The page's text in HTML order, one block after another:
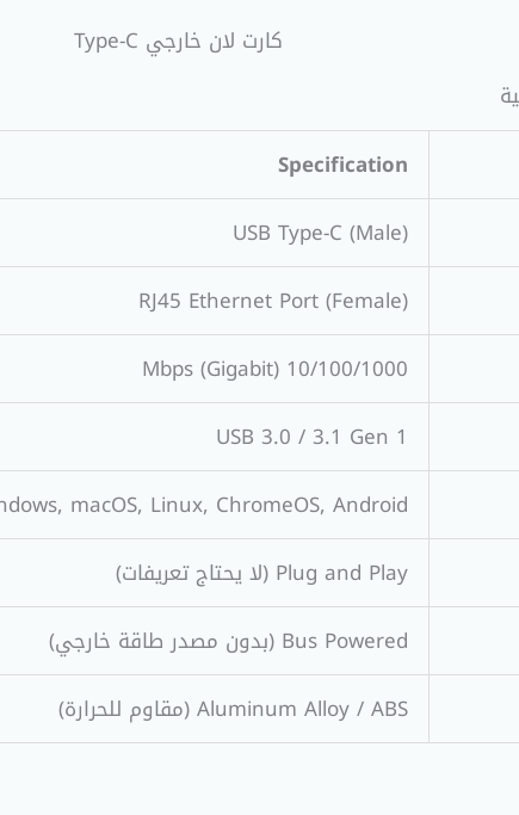
كارت لان خارجي Type-C
Specification
USB Type-C (Male)
RJ45 Ethernet Port (Female)
10/100/1000 Mbps (Gigabit)
USB 3.0 / 3.1 Gen 1
macOS, Linux, ChromeOS, Android
Plug and Play (لا يحتاج تعريفات)
Bus Powered (بدون مصدر طاقة خارجي)
Aluminum Alloy / ABS (مقاوم للحرارة)